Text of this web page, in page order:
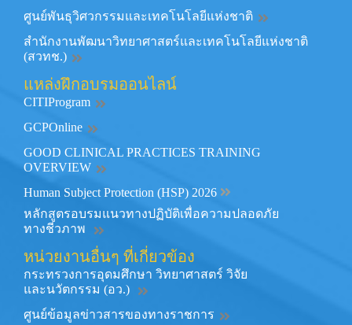
ศูนย์พันธุวิศวกรรมและเทคโนโลยีแห่งชาติ
สำนักงานพัฒนาวิทยาศาสตร์และเทคโนโลยีแห่งชาติ
(สวทช.)
แหล่งฝึกอบรมออนไลน์
CITIProgram
GCPOnline
GOOD CLINICAL PRACTICES TRAINING
OVERVIEW
Human Subject Protection (HSP) 2026
หลักสูตรอบรมแนวทางปฏิบัติเพื่อความปลอดภัย
ทางชีวภาพ
หน่วยงานอื่นๆ ที่เกี่ยวข้อง
กระทรวงการอุดมศึกษา วิทยาศาสตร์ วิจัย
และนวัตกรรม (อว.)
ศูนย์ข้อมูลข่าวสารของทางราชการ